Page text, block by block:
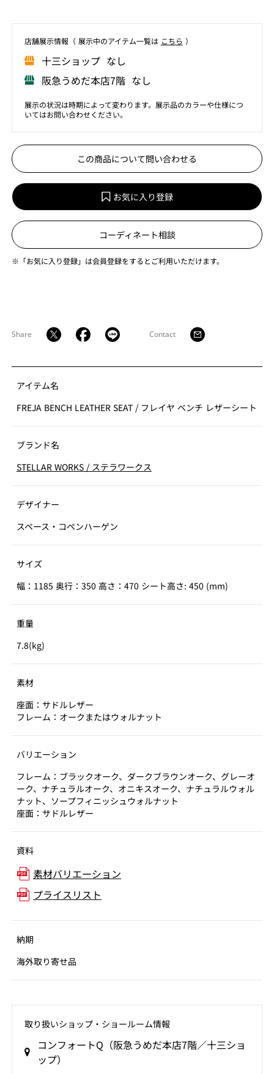
店舗展⽰情報（ 展⽰中のアイテム⼀覧は こちら ）
⼗三ショップ なし
阪急うめだ本店7階 なし
展示の状況は時期によって変わります。展示品のカラーや仕様につ
いてはお問い合わせください。
この商品について問い合わせる
お気に入り登録
コーディネート相談
※「お気に入り登録」は会員登録をするとご利用いただけます。
Share Contact
アイテム名
FREJA BENCH LEATHER SEAT / フレイヤ ベンチ レザーシート
ブランド名
STELLAR WORKS / ステラワークス
デザイナー
スペース・コペンハーゲン
サイズ
幅：1185 奥行：350 高さ：470 シート高さ: 450 (mm)
重量
7.8(kg)
素材
座面：サドルレザー
フレーム：オークまたはウォルナット
バリエーション
フレーム：ブラックオーク、ダークブラウンオーク、グレーオ
ーク、ナチュラルオーク、オニキスオーク、ナチュラルウォル
ナット、ソープフィニッシュウォルナット
座面：サドルレザー
資料
素材バリエーション
プライスリスト
納期
海外取り寄せ品
取り扱いショップ‧ショールーム情報
コンフォートQ（阪急うめだ本店7階／十三ショ
ップ）